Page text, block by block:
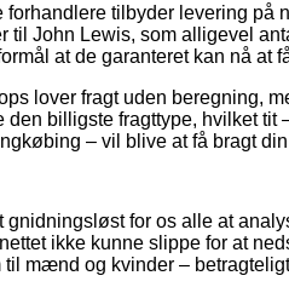
tilbyder levering på
til John Lewis, som alligevel
at de garanteret kan nå at
lover fragt uden beregning,
den billigste fragttype, hvilket
– vil blive at få bragt
gnidningsløst for os alle at
ikke kunne slippe for at
til mænd og kvinder –